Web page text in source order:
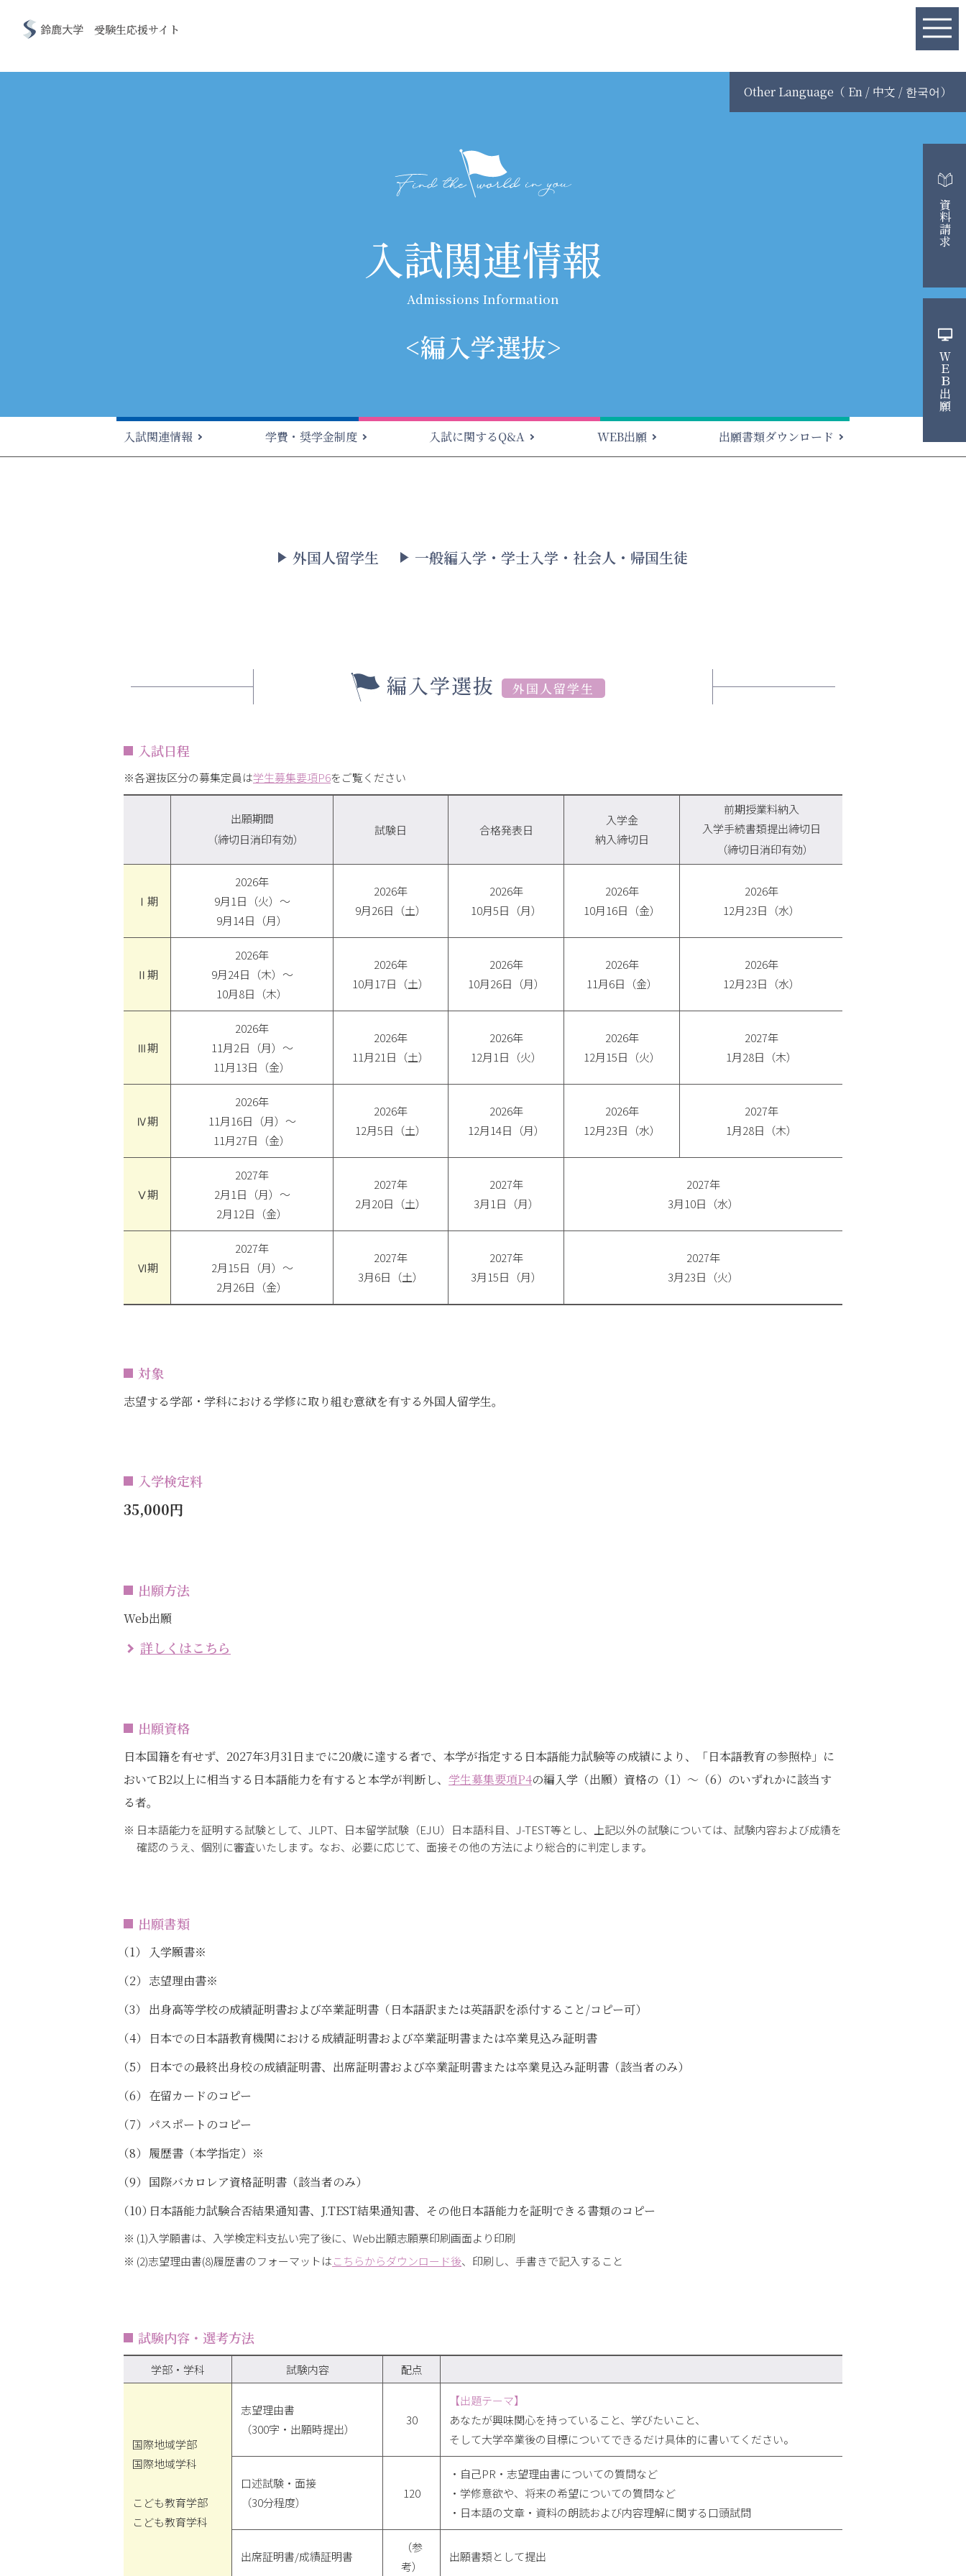
鈴鹿大学・鈴鹿大学短期大学部
受験生応援サイト
Other Language（ En / 中文 / 한국어）
入試関連情報
Admissions Information
<編入学選抜>
入試関連情報 学費・奨学金制度 入試に関するQ&A WEB出願 出願書類ダウンロード
外国人留学生 一般編入学・学士入学・社会人・帰国生徒
編入学選抜 外国人留学生
入試日程
※各選抜区分の募集定員は学生募集要項P6をご覧ください
出願期間
（締切日消印有効）
試験日 合格発表日
入学金
納入締切日
前期授業料納入
入学手続書類提出締切日
（締切日消印有効）
Ⅰ期
2026年
9月1日（火）～
9月14日（月）
2026年
9月26日（土）
2026年
10月5日（月）
2026年
10月16日（金）
2026年
12月23日（水）
Ⅱ期
2026年
9月24日（木）～
10月8日（木）
2026年
10月17日（土）
2026年
10月26日（月）
2026年
11月6日（金）
2026年
12月23日（水）
Ⅲ期
2026年
11月2日（月）～
11月13日（金）
2026年
11月21日（土）
2026年
12月1日（火）
2026年
12月15日（火）
2027年
1月28日（木）
Ⅳ期
2026年
11月16日（月）～
11月27日（金）
2026年
12月5日（土）
2026年
12月14日（月）
2026年
12月23日（水）
2027年
1月28日（木）
Ⅴ期
2027年
2月1日（月）～
2月12日（金）
2027年
2月20日（土）
2027年
3月1日（月）
2027年
3月10日（水）
Ⅵ期
2027年
2月15日（月）～
2月26日（金）
2027年
3月6日（土）
2027年
3月15日（月）
2027年
3月23日（火）
対象
志望する学部・学科における学修に取り組む意欲を有する外国人留学生。
入学検定料
35,000円
出願方法
Web出願
詳しくはこちら
出願資格
日本国籍を有せず、2027年3月31日までに20歳に達する者で、本学が指定する日本語能力試験等の成績により、「日本語教育の参照枠」に
おいてB2以上に相当する日本語能力を有すると本学が判断し、 学生募集要項P4の編入学（出願）資格の（1）～（6）のいずれかに該当す
る者。
日本語能力を証明する試験として、JLPT、日本留学試験（EJU）日本語科目、J-TEST等とし、上記以外の試験については、試験内容および成績を
確認のうえ、個別に審査いたします。なお、必要に応じて、面接その他の方法により総合的に判定します。
出願書類
入学願書※
志望理由書※
出身高等学校の成績証明書および卒業証明書（日本語訳または英語訳を添付すること/コピー可）
日本での日本語教育機関における成績証明書および卒業証明書または卒業見込み証明書
日本での最終出身校の成績証明書、出席証明書および卒業証明書または卒業見込み証明書（該当者のみ）
在留カードのコピー
パスポートのコピー
履歴書（本学指定）※
国際バカロレア資格証明書（該当者のみ）
日本語能力試験合否結果通知書、J.TEST結果通知書、その他日本語能力を証明できる書類のコピー
(1)入学願書は、入学検定料支払い完了後に、Web出願志願票印刷画面より印刷
(2)志望理由書(8)履歴書のフォーマットはこちらからダウンロード後、印刷し、手書きで記入すること
試験内容・選考方法
学部・学科 試験内容 配点
国際地域学部
国際地域学科
こども教育学部
こども教育学科
志望理由書
（300字・出願時提出）
30
【出題テーマ】
あなたが興味関心を持っていること、学びたいこと、
そして大学卒業後の目標についてできるだけ具体的に書いてください。
口述試験・面接
（30分程度）
120
・自己PR・志望理由書についての質問など
・学修意欲や、将来の希望についての質問など
・日本語の文章・資料の朗読および内容理解に関する口頭試問
出席証明書/成績証明書
（参
考）
出願書類として提出
資料請求
ＷＥＢ出願